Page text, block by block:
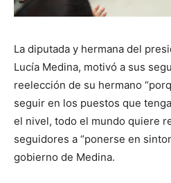
La diputada y hermana del
Lucía Medina, motivó a sus
reelección de su hermano
seguir en los puestos que
el nivel, todo el mundo quiere
seguidores a “ponerse en
gobierno de Medina.